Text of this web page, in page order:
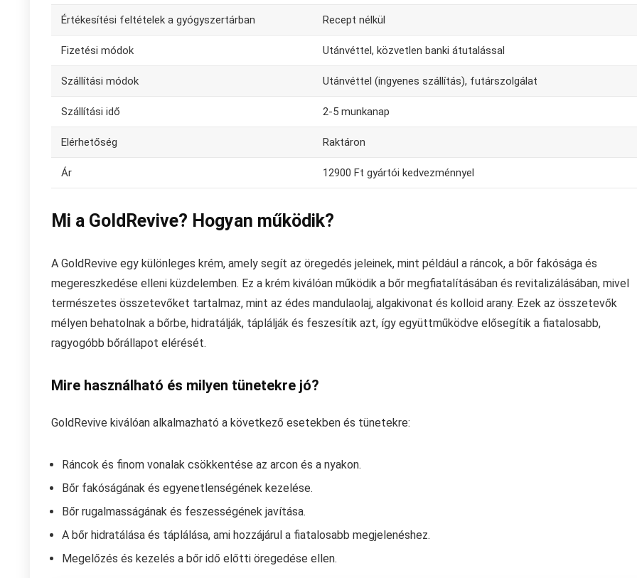
Értékesítési feltételek a gyógyszertárban Recept nélkül
Fizetési módok Utánvéttel, közvetlen banki átutalással
Szállítási módok Utánvéttel (ingyenes szállítás), futárszolgálat
Szállítási idő 2-5 munkanap
Elérhetőség Raktáron
Ár 12900 Ft gyártói kedvezménnyel
Mi a GoldRevive? Hogyan működik?
A GoldRevive egy különleges krém, amely segít az öregedés jeleinek, mint például a ráncok, a bőr fakósága és
megereszkedése elleni küzdelemben. Ez a krém kiválóan működik a bőr megfiatalításában és revitalizálásában, mivel
természetes összetevőket tartalmaz, mint az édes mandulaolaj, algakivonat és kolloid arany. Ezek az összetevők
mélyen behatolnak a bőrbe, hidratálják, táplálják és feszesítik azt, így együttműködve elősegítik a fiatalosabb,
ragyogóbb bőrállapot elérését.
Mire használható és milyen tünetekre jó?
GoldRevive kiválóan alkalmazható a következő esetekben és tünetekre:
Ráncok és finom vonalak csökkentése az arcon és a nyakon.
Bőr fakóságának és egyenetlenségének kezelése.
Bőr rugalmasságának és feszességének javítása.
A bőr hidratálása és táplálása, ami hozzájárul a fiatalosabb megjelenéshez.
Megelőzés és kezelés a bőr idő előtti öregedése ellen.